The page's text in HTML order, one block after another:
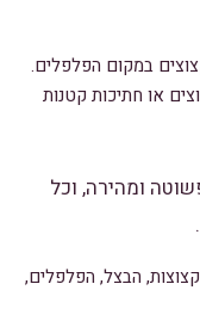
במקום הפלפלים.
או חתיכות קטנות
ומהירה, וכל
הבצל, הפלפלים,